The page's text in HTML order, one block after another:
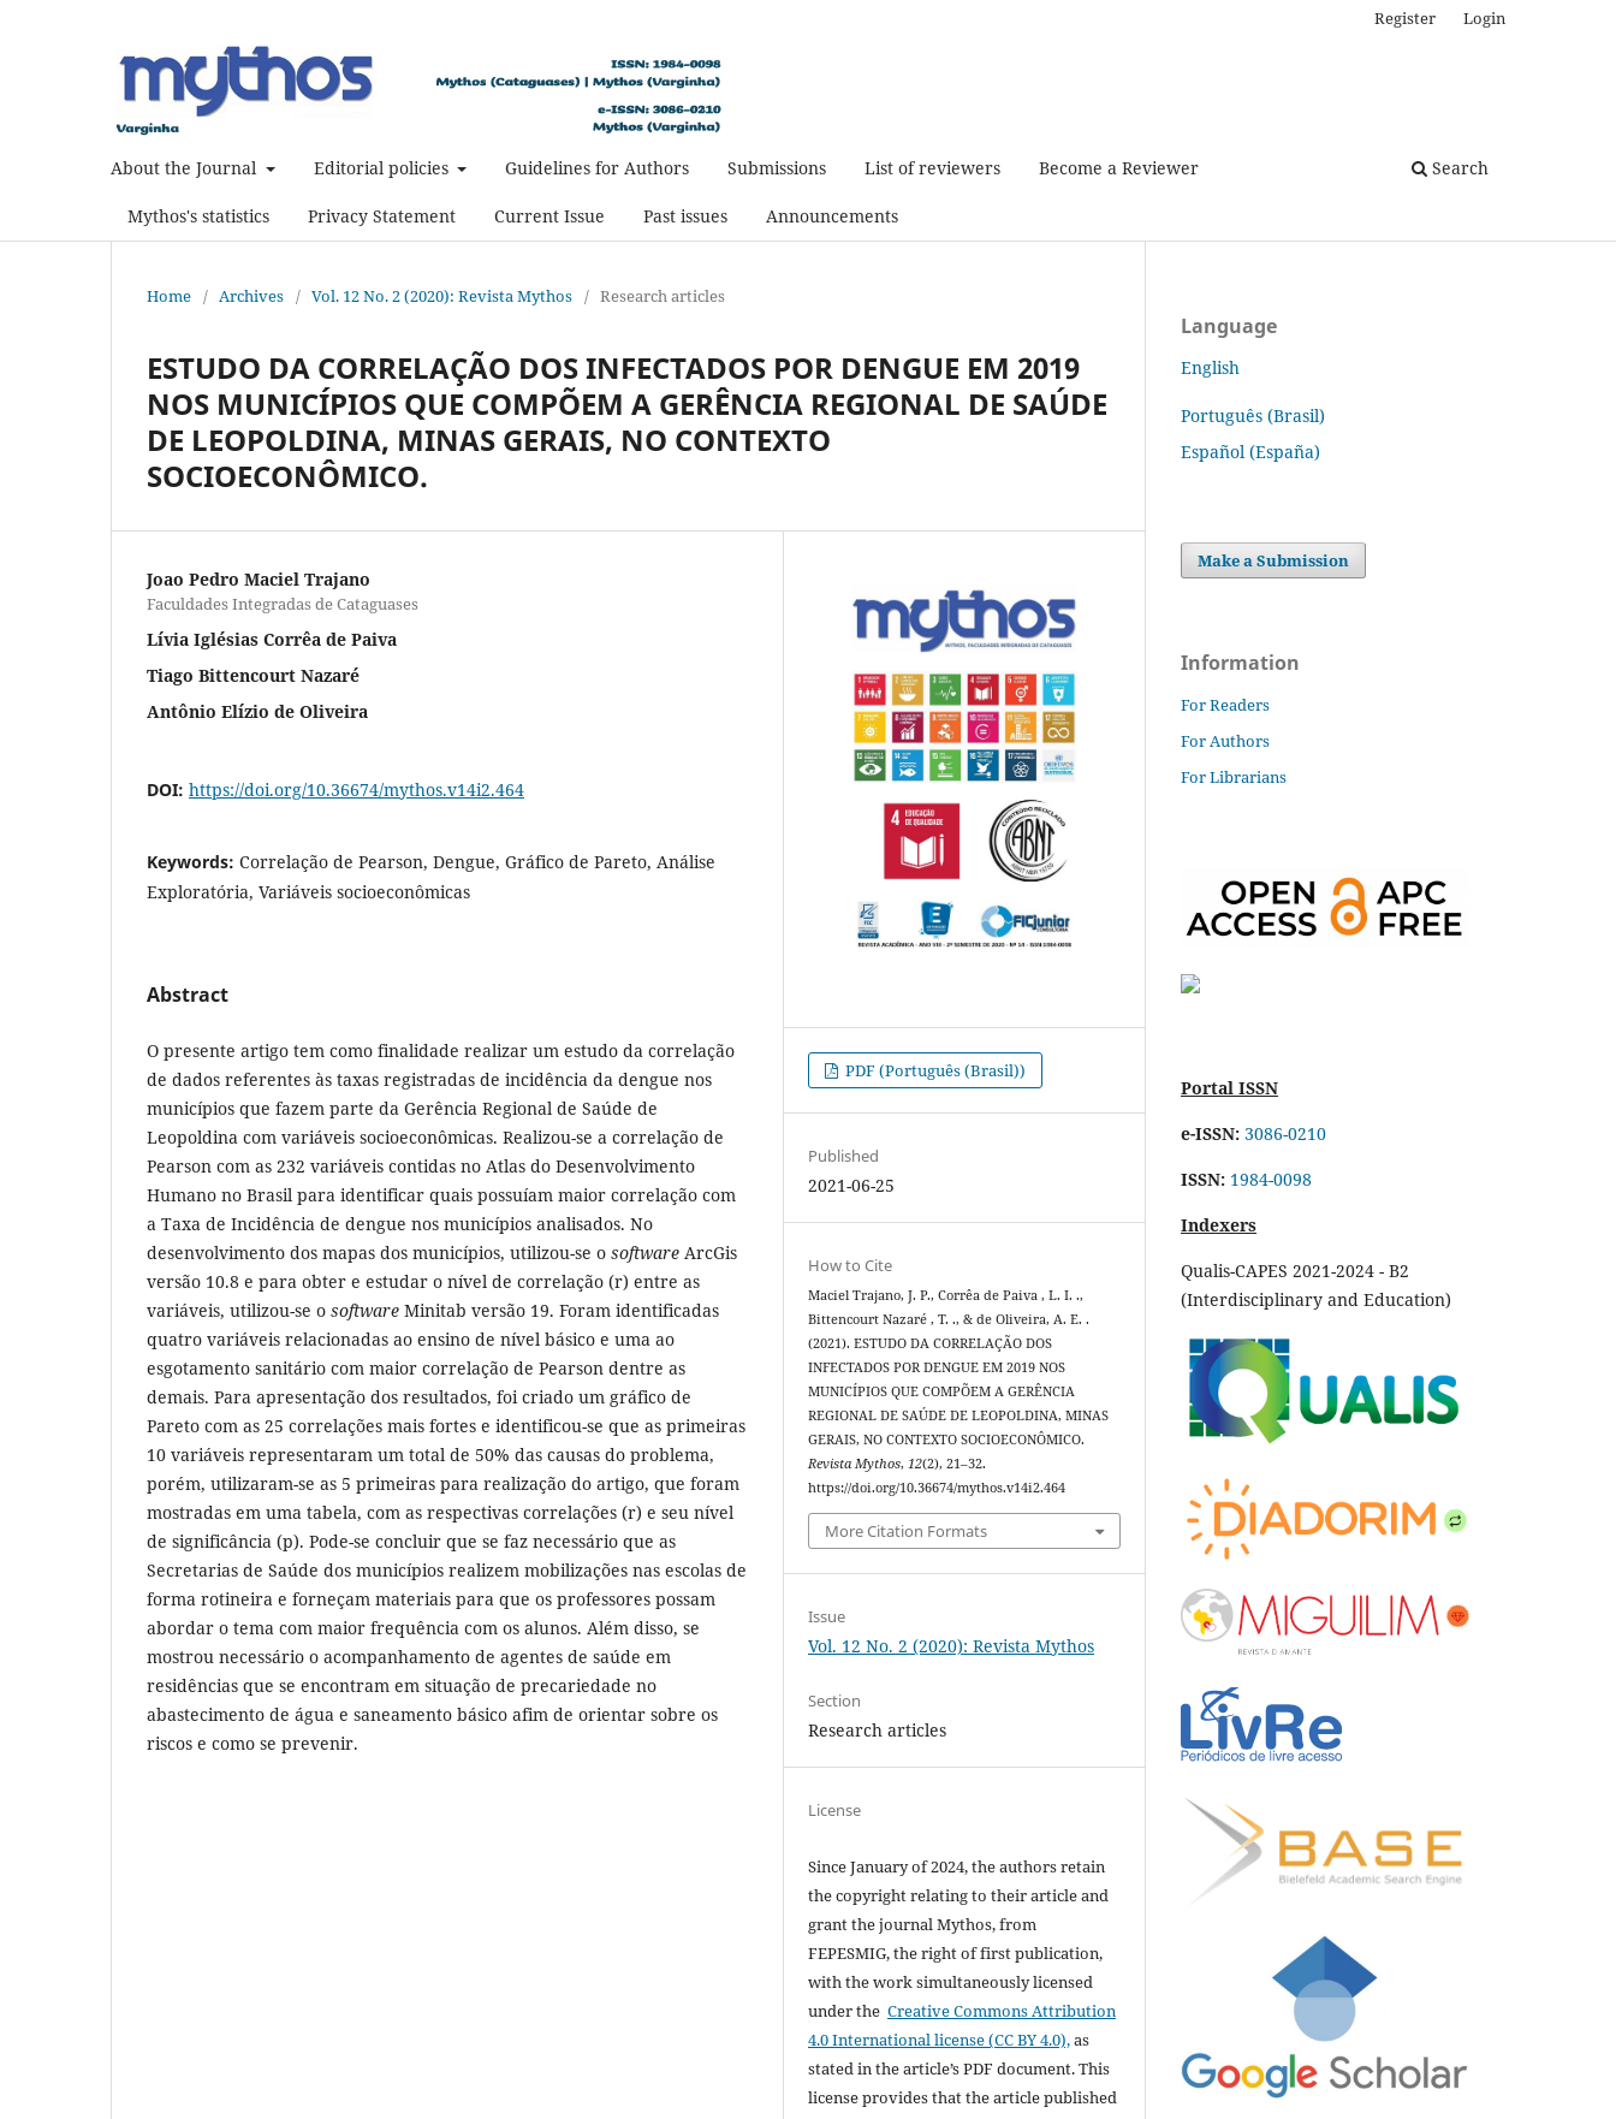
About the Journal Editorial policies Guidelines for Authors Submissions List of reviewers Become a Reviewer
Mythos's statistics Privacy Statement Current Issue Past issues Announcements
Search
Register Login
Home / Archives / Vol. 12 No. 2 (2020): Revista Mythos / Research articles
ESTUDO DA CORRELAÇÃO DOS INFECTADOS POR DENGUE EM 2019
NOS MUNICÍPIOS QUE COMPÕEM A GERÊNCIA REGIONAL DE SAÚDE
DE LEOPOLDINA, MINAS GERAIS, NO CONTEXTO
SOCIOECONÔMICO.
Joao Pedro Maciel Trajano
Faculdades Integradas de Cataguases
Lívia Iglésias Corrêa de Paiva
Tiago Bittencourt Nazaré
Antônio Elízio de Oliveira
DOI: https://doi.org/10.36674/mythos.v14i2.464
Keywords: Correlação de Pearson, Dengue, Gráfico de Pareto, Análise
Exploratória, Variáveis socioeconômicas
Abstract
O presente artigo tem como finalidade realizar um estudo da correlação
de dados referentes às taxas registradas de incidência da dengue nos
municípios que fazem parte da Gerência Regional de Saúde de
Leopoldina com variáveis socioeconômicas. Realizou-se a correlação de
Pearson com as 232 variáveis contidas no Atlas do Desenvolvimento
Humano no Brasil para identificar quais possuíam maior correlação com
a Taxa de Incidência de dengue nos municípios analisados. No
desenvolvimento dos mapas dos municípios, utilizou-se o software ArcGis
versão 10.8 e para obter e estudar o nível de correlação (r) entre as
variáveis, utilizou-se o software Minitab versão 19. Foram identificadas
quatro variáveis relacionadas ao ensino de nível básico e uma ao
esgotamento sanitário com maior correlação de Pearson dentre as
demais. Para apresentação dos resultados, foi criado um gráfico de
Pareto com as 25 correlações mais fortes e identificou-se que as primeiras
10 variáveis representaram um total de 50% das causas do problema,
porém, utilizaram-se as 5 primeiras para realização do artigo, que foram
mostradas em uma tabela, com as respectivas correlações (r) e seu nível
de significância (p). Pode-se concluir que se faz necessário que as
Secretarias de Saúde dos municípios realizem mobilizações nas escolas de
forma rotineira e forneçam materiais para que os professores possam
abordar o tema com maior frequência com os alunos. Além disso, se
mostrou necessário o acompanhamento de agentes de saúde em
residências que se encontram em situação de precariedade no
abastecimento de água e saneamento básico afim de orientar sobre os
riscos e como se prevenir.
PDF (Português (Brasil))
Published
2021-06-25
How to Cite
Maciel Trajano, J. P., Corrêa de Paiva , L. I. .,
Bittencourt Nazaré , T. ., & de Oliveira, A. E. .
(2021). ESTUDO DA CORRELAÇÃO DOS
INFECTADOS POR DENGUE EM 2019 NOS
MUNICÍPIOS QUE COMPÕEM A GERÊNCIA
REGIONAL DE SAÚDE DE LEOPOLDINA, MINAS
GERAIS, NO CONTEXTO SOCIOECONÔMICO.
Revista Mythos,12(2), 21–32.
https://doi.org/10.36674/mythos.v14i2.464
More Citation Formats
Issue
Vol. 12 No. 2 (2020): Revista Mythos
Section
Research articles
License
Since January of 2024, the authors retain
the copyright relating to their article and
grant the journal Mythos, from
FEPESMIG, the right of first publication,
with the work simultaneously licensed
under theCreative Commons Attribution
4.0 International license (CC BY 4.0),as
stated in the article’s PDF document. This
license provides that the article published
Language
English
Português (Brasil)
Español (España)
Make a Submission
Information
For Readers
For Authors
For Librarians
Portal ISSN
e-ISSN: 3086-0210
ISSN: 1984-0098
Indexers
Qualis-CAPES 2021-2024 - B2
(Interdisciplinary and Education)